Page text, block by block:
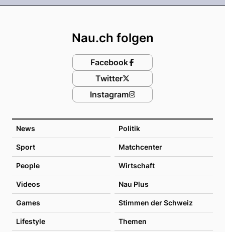
News Politik
Sport Matchcenter
People Wirtschaft
Videos Nau Plus
Games Stimmen der Schweiz
Lifestyle Themen
Nau.ch folgen
Facebook
Twitter
Instagram